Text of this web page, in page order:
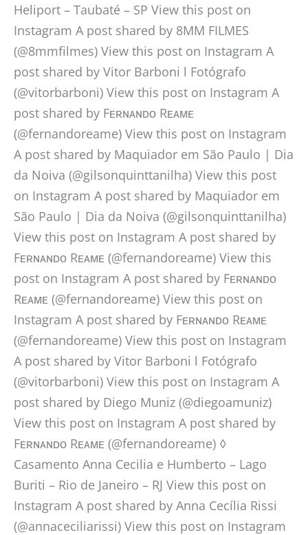
Heliport – Taubaté – SP View this post on
Instagram A post shared by 8MM FILMES
(@8mmfilmes) View this post on Instagram A
post shared by Vitor Barboni l Fotógrafo
(@vitorbarboni) View this post on Instagram A
post shared by Fᴇʀɴᴀɴᴅᴏ Rᴇᴀᴍᴇ
(@fernandoreame) View this post on Instagram
A post shared by Maquiador em São Paulo | Dia
da Noiva (@gilsonquinttanilha) View this post
on Instagram A post shared by Maquiador em
São Paulo | Dia da Noiva (@gilsonquinttanilha)
View this post on Instagram A post shared by
Fᴇʀɴᴀɴᴅᴏ Rᴇᴀᴍᴇ (@fernandoreame) View this
post on Instagram A post shared by Fᴇʀɴᴀɴᴅᴏ
Rᴇᴀᴍᴇ (@fernandoreame) View this post on
Instagram A post shared by Fᴇʀɴᴀɴᴅᴏ Rᴇᴀᴍᴇ
(@fernandoreame) View this post on Instagram
A post shared by Vitor Barboni l Fotógrafo
(@vitorbarboni) View this post on Instagram A
post shared by Diego Muniz (@diegoamuniz)
View this post on Instagram A post shared by
Fᴇʀɴᴀɴᴅᴏ Rᴇᴀᴍᴇ (@fernandoreame) ◊
Casamento Anna Cecilia e Humberto – Lago
Buriti – Rio de Janeiro – RJ View this post on
Instagram A post shared by Anna Cecília Rissi
(@annaceciliarissi) View this post on Instagram